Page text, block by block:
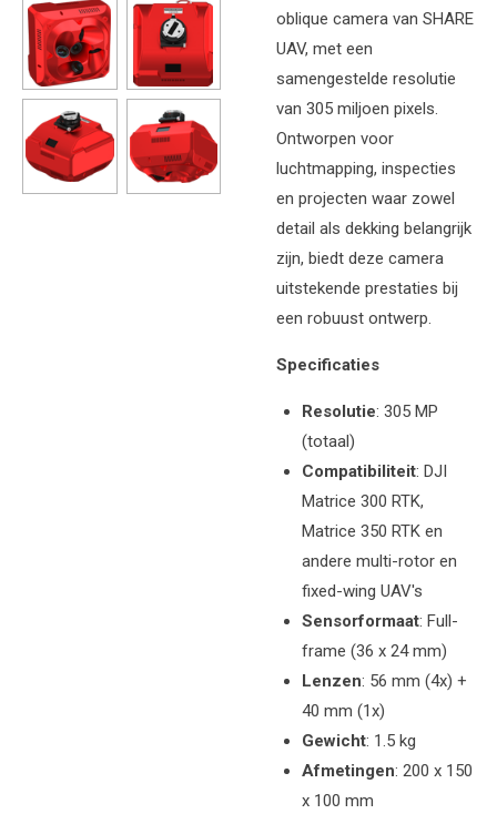
oblique camera van SHARE
UAV, met een
samengestelde resolutie
van 305 miljoen pixels.
Ontworpen voor
luchtmapping, inspecties
en projecten waar zowel
detail als dekking belangrijk
zijn, biedt deze camera
uitstekende prestaties bij
een robuust ontwerp.
Specificaties
Resolutie: 305 MP
(totaal)
Compatibiliteit: DJI
Matrice 300 RTK,
Matrice 350 RTK en
andere multi-rotor en
fixed-wing UAV's
Sensorformaat: Full-
frame (36 x 24 mm)
Lenzen: 56 mm (4x) +
40 mm (1x)
Gewicht: 1.5 kg
Afmetingen: 200 x 150
x 100 mm